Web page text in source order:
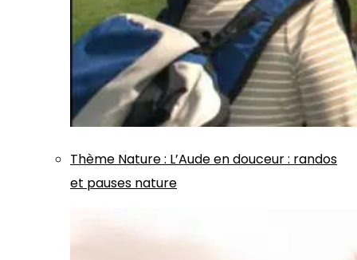
Thème Nature: L’Aude en douceur : randos
et pauses nature